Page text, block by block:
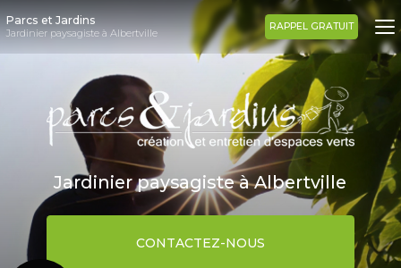
Aller
au
contenu
principal
Parcs et Jardins
Jardinier paysagiste à Albertville
RAPPEL GRATUIT
Jardinier paysagiste à Albertville
CONTACTEZ-NOUS